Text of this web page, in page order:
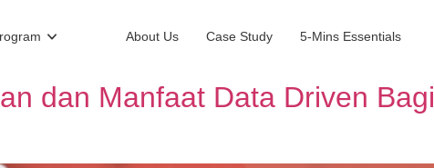
About Us Case Study 5-Mins Essentials
dan Manfaat Data Driven Bagi